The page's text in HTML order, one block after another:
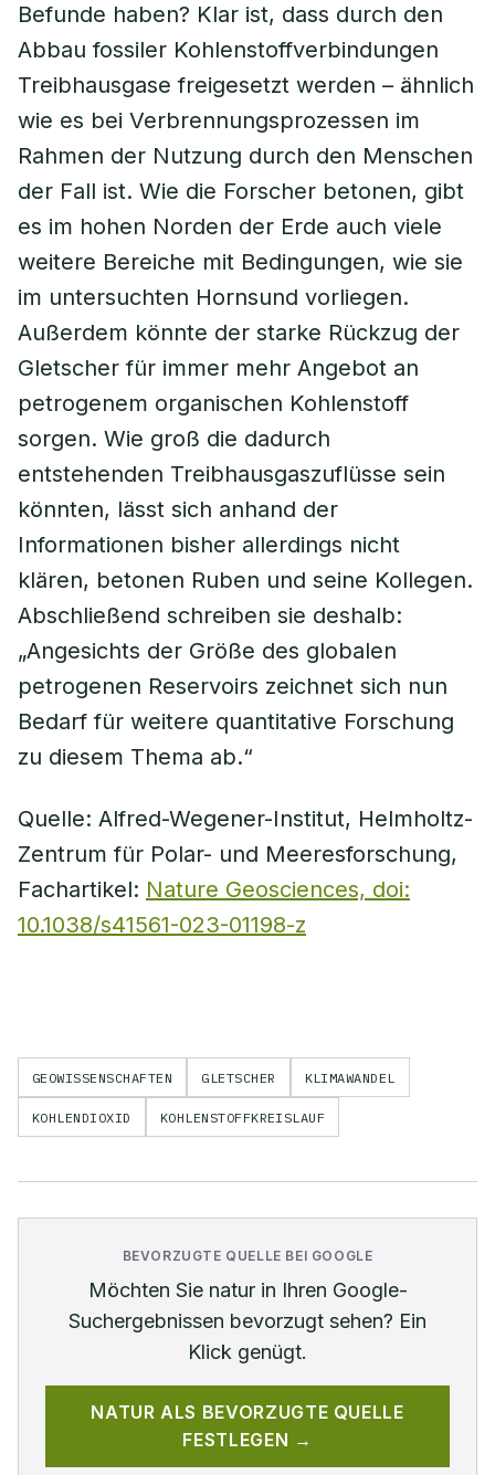
Befunde haben? Klar ist, dass durch den
Abbau fossiler Kohlenstoffverbindungen
Treibhausgase freigesetzt werden – ähnlich
wie es bei Verbrennungsprozessen im
Rahmen der Nutzung durch den Menschen
der Fall ist. Wie die Forscher betonen, gibt
es im hohen Norden der Erde auch viele
weitere Bereiche mit Bedingungen, wie sie
im untersuchten Hornsund vorliegen.
Außerdem könnte der starke Rückzug der
Gletscher für immer mehr Angebot an
petrogenem organischen Kohlenstoff
sorgen. Wie groß die dadurch
entstehenden Treibhausgaszuflüsse sein
könnten, lässt sich anhand der
Informationen bisher allerdings nicht
klären, betonen Ruben und seine Kollegen.
Abschließend schreiben sie deshalb:
„Angesichts der Größe des globalen
petrogenen Reservoirs zeichnet sich nun
Bedarf für weitere quantitative Forschung
zu diesem Thema ab.“
Quelle: Alfred-Wegener-Institut, Helmholtz-
Zentrum für Polar- und Meeresforschung,
Fachartikel: Nature Geosciences, doi:
10.1038/s41561-023-01198-z
GEOWISSENSCHAFTEN GLETSCHER KLIMAWANDEL
KOHLENDIOXID KOHLENSTOFFKREISLAUF
BEVORZUGTE QUELLE BEI GOOGLE
Möchten Sie naturin Ihren Google-
Suchergebnissen bevorzugt sehen? Ein
Klick genügt.
NATUR ALS BEVORZUGTE QUELLE
FESTLEGEN →